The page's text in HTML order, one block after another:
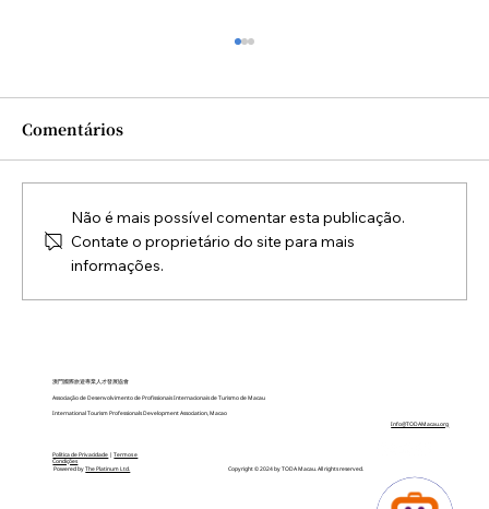
Cerimônia de Encerramento do
2025
Comentários
Não é mais possível comentar esta publicação.
Contate o proprietário do site para mais
informações.
澳門國際旅遊專業人才發展協會
Associação de Desenvolvimento de Profissionais Internacionais de Turismo de Macau
International Tourism Professionals Development Association, Macao
Info@TODAMacau.org
Política de Privacidade |Termos e
Condições
Powered byThe Platinum Ltd. Copyright © 2024 by TODA Macau. All rights reserved.